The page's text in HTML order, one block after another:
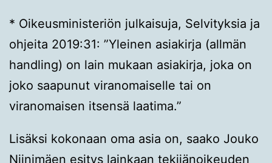
* Oikeusministeriön julkaisuja, Selvityksia ja
ohjeita 2019:31: ”Yleinen asiakirja (allmän
handling) on lain mukaan asiakirja, joka on
joko saapunut viranomaiselle tai on
viranomaisen itsensä laatima.”
Lisäksi kokonaan oma asia on, saako Jouko
Niinimäen esitys lainkaan tekijänoikeuden